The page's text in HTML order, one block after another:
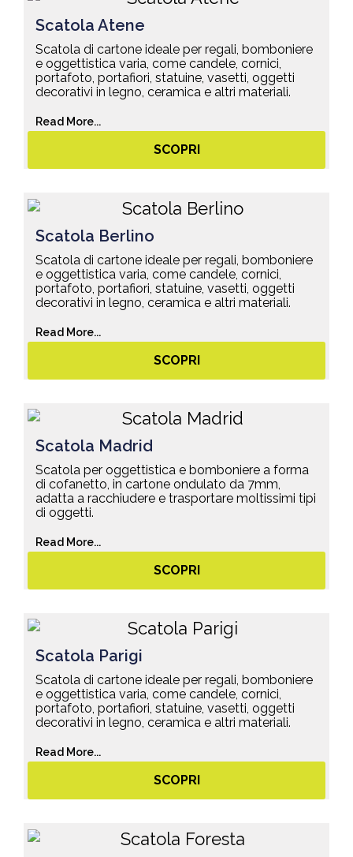
Scatola Atene
Scatola di cartone ideale per regali, bomboniere
e oggettistica varia, come candele, cornici,
portafoto, portafiori, statuine, vasetti, oggetti
decorativi in legno, ceramica e altri materiali.
Read More...
SCOPRI
Scatola Berlino
Scatola di cartone ideale per regali, bomboniere
e oggettistica varia, come candele, cornici,
portafoto, portafiori, statuine, vasetti, oggetti
decorativi in legno, ceramica e altri materiali.
Read More...
SCOPRI
Scatola Madrid
Scatola per oggettistica e bomboniere a forma
di cofanetto, in cartone ondulato da 7mm,
adatta a racchiudere e trasportare moltissimi tipi
di oggetti.
Read More...
SCOPRI
Scatola Parigi
Scatola di cartone ideale per regali, bomboniere
e oggettistica varia, come candele, cornici,
portafoto, portafiori, statuine, vasetti, oggetti
decorativi in legno, ceramica e altri materiali.
Read More...
SCOPRI